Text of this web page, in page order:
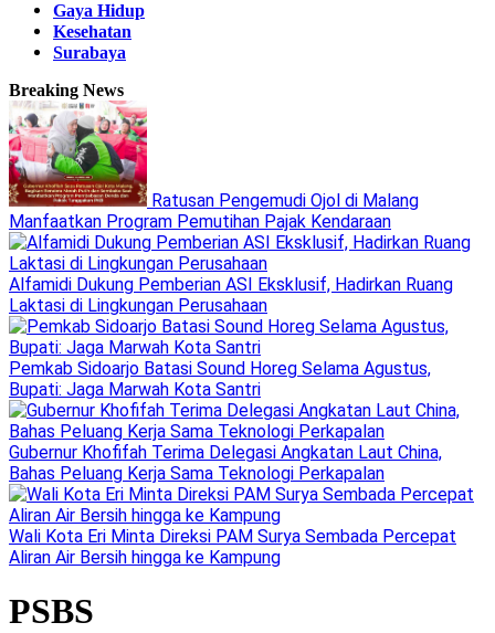
Gaya Hidup
Kesehatan
Surabaya
Breaking News
Ratusan Pengemudi Ojol di Malang
Manfaatkan Program Pemutihan Pajak Kendaraan
Alfamidi Dukung Pemberian ASI Eksklusif, Hadirkan Ruang
Laktasi di Lingkungan Perusahaan
Pemkab Sidoarjo Batasi Sound Horeg Selama Agustus,
Bupati: Jaga Marwah Kota Santri
Gubernur Khofifah Terima Delegasi Angkatan Laut China,
Bahas Peluang Kerja Sama Teknologi Perkapalan
Wali Kota Eri Minta Direksi PAM Surya Sembada Percepat
Aliran Air Bersih hingga ke Kampung
PSBS